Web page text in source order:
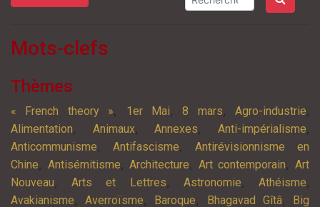
Mots-clefs
Thèmes
« French theory », 1er Mai,8 mars, Agro-industrie,
Alimentation, Animaux,Annexes,Anti-impérialisme,
Anticommunisme, Antifascisme, Antirévisionnisme en
Chine, Antisémitisme,Architecture, Art contemporain,Art
Nouveau,Arts et Lettres, Astronomie,Athéisme,
Avakianisme,Averroïsme, Baroque, Bhagavad Gîtâ,
Big